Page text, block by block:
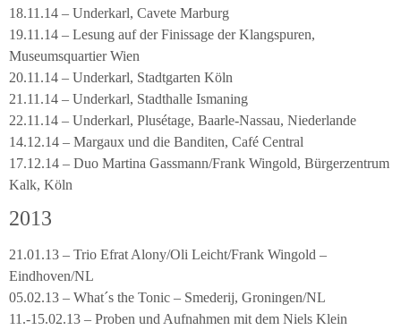
18.11.14 – Underkarl, Cavete Marburg
19.11.14 – Lesung auf der Finissage der Klangspuren,
Museumsquartier Wien
20.11.14 – Underkarl, Stadtgarten Köln
21.11.14 – Underkarl, Stadthalle Ismaning
22.11.14 – Underkarl, Plusétage, Baarle-Nassau, Niederlande
14.12.14 – Margaux und die Banditen, Café Central
17.12.14 – Duo Martina Gassmann/Frank Wingold, Bürgerzentrum
Kalk, Köln
2013
21.01.13 – Trio Efrat Alony/Oli Leicht/Frank Wingold –
Eindhoven/NL
05.02.13 – What´s the Tonic – Smederij, Groningen/NL
11.-15.02.13 – Proben und Aufnahmen mit dem Niels Klein